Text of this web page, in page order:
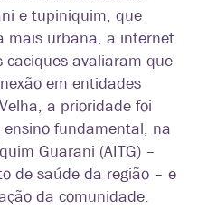
e tupiniquim, que
mais urbana, a internet
avaliaram que
em entidades
a prioridade foi
fundamental, na
Guarani (AITG) –
de saúde da região – e
da comunidade.